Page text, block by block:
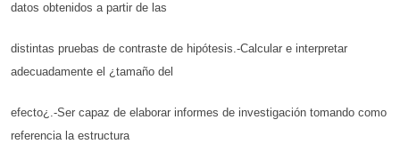
datos obtenidos a partir de las
distintas pruebas de contraste de hipótesis.-Calcular e interpretar
adecuadamente el ¿tamaño del
efecto¿.-Ser capaz de elaborar informes de investigación tomando como
referencia la estructura